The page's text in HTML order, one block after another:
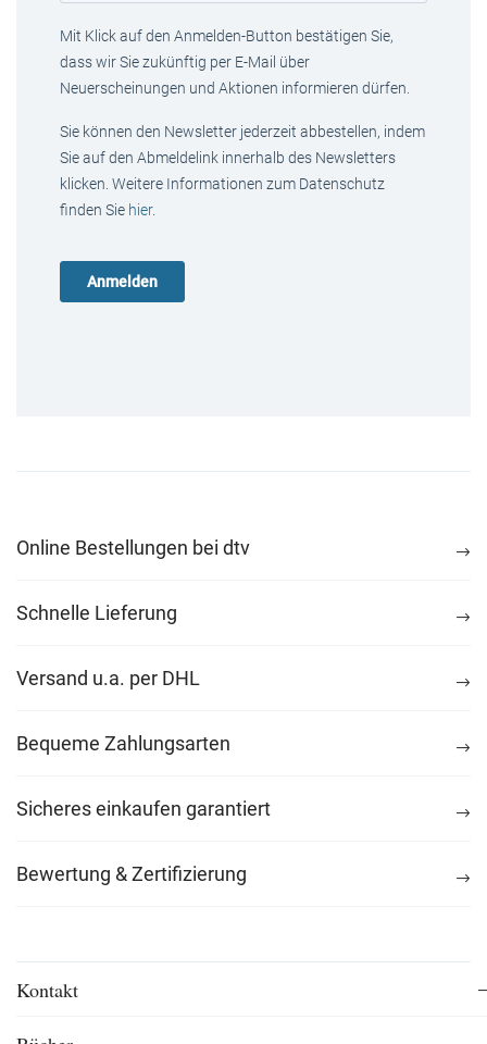
Mit Klick auf den Anmelden-Button bestätigen Sie,
dass wir Sie zukünftig per E-Mail über
Neuerscheinungen und Aktionen informieren dürfen.
Sie können den Newsletter jederzeit abbestellen, indem
Sie auf den Abmeldelink innerhalb des Newsletters
klicken. Weitere Informationen zum Datenschutz
finden Sie hier.
Online Bestellungen bei dtv
Schnelle Lieferung
Versand u.a. per DHL
Bequeme Zahlungsarten
Sicheres einkaufen garantiert
Bewertung & Zertifizierung
Kontakt